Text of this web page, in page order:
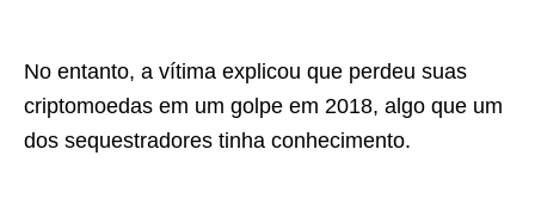
No entanto, a vítima explicou que perdeu suas
criptomoedas em um golpe em 2018, algo que um
dos sequestradores tinha conhecimento.